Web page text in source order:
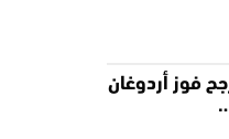
فوز أردوغان